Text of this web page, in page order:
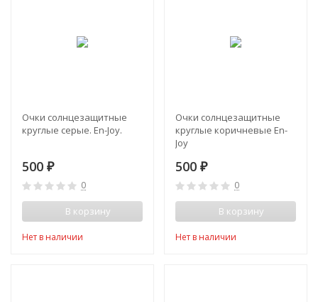
Очки солнцезащитные
круглые серые. En-Joy.
500 ₽
0
В корзину
Нет в наличии
Очки солнцезащитные
круглые коричневые En-
Joy
500 ₽
0
В корзину
Нет в наличии